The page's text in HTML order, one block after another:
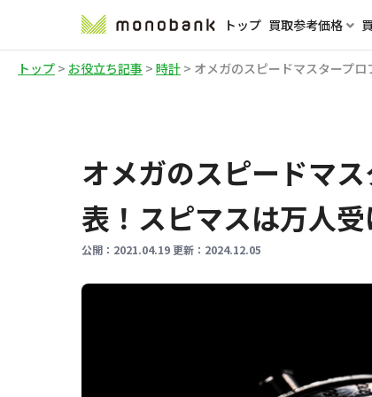
トップ 買取参考価格
トップ > お役立ち記事 > 時計 > オメガのスピードマスタープ
オメガのスピードマ
表！スピマスは万人受
公開： 2021.04.19 更新： 2024.12.05